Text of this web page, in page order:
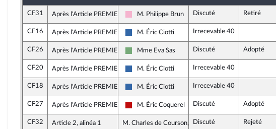
CF31 Après l'Article PREMIER
Socialistes et apparentés
M. Philippe Brun Discuté Retiré
CF16 Après l'Article PREMIER
UDR
M. Éric Ciotti Irrecevable 40
CF26 Après l'Article PREMIER
Écologiste et Social
Mme Eva Sas Discuté Adopté
CF20 Après l'Article PREMIER
UDR
M. Éric Ciotti Irrecevable 40
CF18 Après l'Article PREMIER
UDR
M. Éric Ciotti Irrecevable 40
CF27 Après l'Article PREMIER
La France insoumise - Nouveau Front Populaire
M. Éric Coquerel Discuté Adopté
CF32 Article 2, alinéa 1 M. Charles de Courson, rapporteur
Discuté Rejeté